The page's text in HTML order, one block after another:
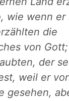
wie wenn er
die
von
der
weil er
gesehen,